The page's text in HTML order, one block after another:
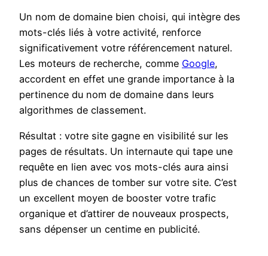
Un nom de domaine bien choisi, qui intègre des
mots-clés liés à votre activité, renforce
significativement votre référencement naturel.
Les moteurs de recherche, comme Google,
accordent en effet une grande importance à la
pertinence du nom de domaine dans leurs
algorithmes de classement.
Résultat : votre site gagne en visibilité sur les
pages de résultats. Un internaute qui tape une
requête en lien avec vos mots-clés aura ainsi
plus de chances de tomber sur votre site. C’est
un excellent moyen de booster votre trafic
organique et d’attirer de nouveaux prospects,
sans dépenser un centime en publicité.